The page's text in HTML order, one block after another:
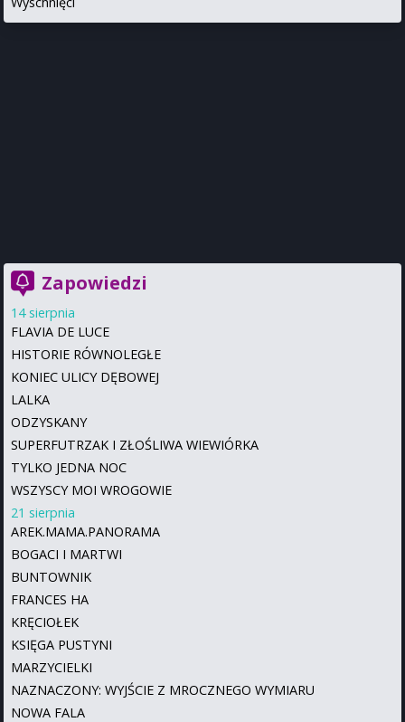
Zapowiedzi
14 sierpnia
FLAVIA DE LUCE
HISTORIE RÓWNOLEGŁE
KONIEC ULICY DĘBOWEJ
LALKA
ODZYSKANY
SUPERFUTRZAK I ZŁOŚLIWA WIEWIÓRKA
TYLKO JEDNA NOC
WSZYSCY MOI WROGOWIE
21 sierpnia
AREK.MAMA.PANORAMA
BOGACI I MARTWI
BUNTOWNIK
FRANCES HA
KRĘCIOŁEK
KSIĘGA PUSTYNI
MARZYCIELKI
NAZNACZONY: WYJŚCIE Z MROCZNEGO WYMIARU
NOWA FALA